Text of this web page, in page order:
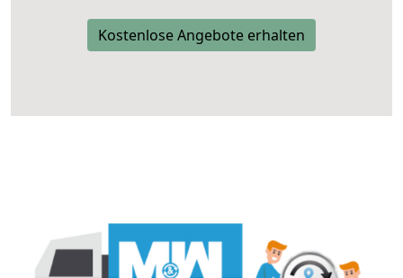
Kostenlose Angebote erhalten